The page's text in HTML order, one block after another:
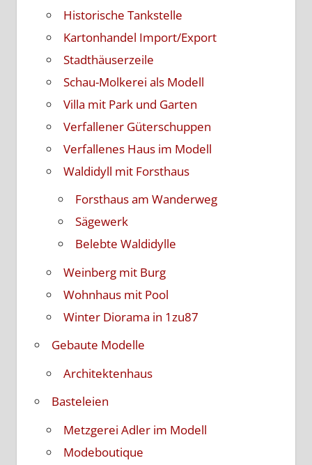
Historische Tankstelle
Kartonhandel Import/Export
Stadthäuserzeile
Schau-Molkerei als Modell
Villa mit Park und Garten
Verfallener Güterschuppen
Verfallenes Haus im Modell
Waldidyll mit Forsthaus
Forsthaus am Wanderweg
Sägewerk
Belebte Waldidylle
Weinberg mit Burg
Wohnhaus mit Pool
Winter Diorama in 1zu87
Gebaute Modelle
Architektenhaus
Basteleien
Metzgerei Adler im Modell
Modeboutique